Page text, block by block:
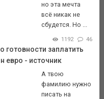
но эта мечта
всё никак не
сбудется. Но ...
1192 46
готовности заплатить
евро - источник
А твою
фамилию нужно
писать на